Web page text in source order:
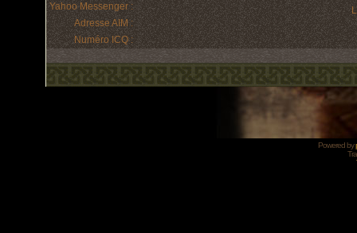
Yahoo Messenger :
Adresse AIM :
Numéro ICQ :
Powered by